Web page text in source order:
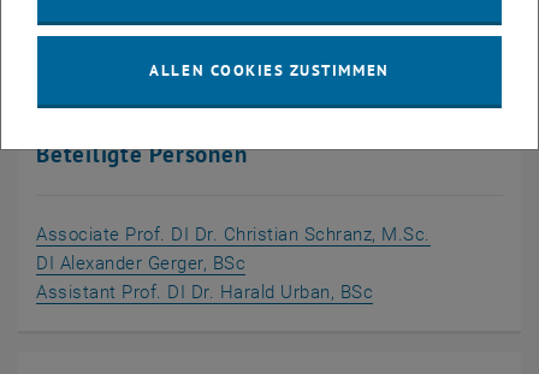
Beteiligte Personen
Associate Prof. DI Dr. Christian Schranz, M.Sc.
DI Alexander Gerger, BSc
Assistant Prof. DI Dr. Harald Urban, BSc
ALLEN COOKIES ZUSTIMMEN